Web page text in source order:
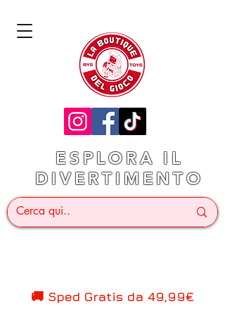
ESPLORA IL
DIVERTIMENTO
🚚 Sped Gratis da 49,99€